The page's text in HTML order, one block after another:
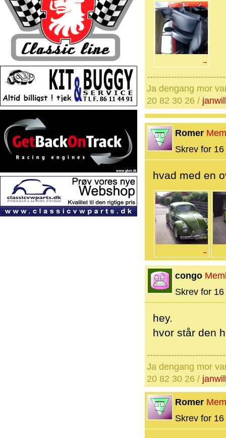
→
Ja dengang mor
20 82 30 26 /
Romer
Skrev for
hvad med en
→
congo
Skrev for
hey.
hvor står den
Ja dengang mor
20 82 30 26 /
Romer
Skrev for